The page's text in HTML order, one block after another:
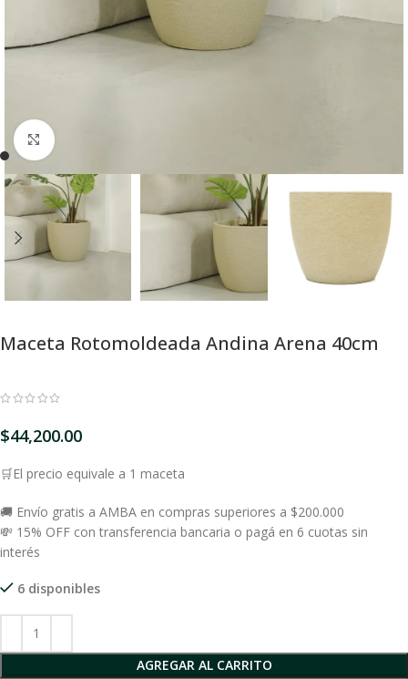
Click para Expandir
Maceta Rotomoldeada Andina Arena 40cm
$44,200.00
🛒El precio equivale a 1 maceta
🚚 Envío gratis a AMBA en compras superiores a $200.000
💸 15% OFF con transferencia bancaria o pagá en 6 cuotas sin
interés
6 disponibles
AGREGAR AL CARRITO